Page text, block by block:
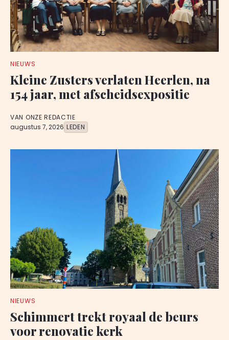
NIEUWS
Kleine Zusters verlaten Heerlen, na
154 jaar, met afscheidsexpositie
VAN ONZE REDACTIE
augustus 7, 2026 LEDEN
NIEUWS
Schimmert trekt royaal de beurs
voor renovatie kerk